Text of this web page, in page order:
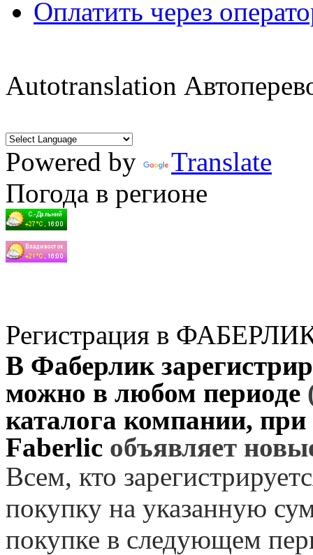
Оплатить через
Autotranslation
Powered by
Translate
Погода в регионе
Регистрация в
В Фаберлик
можно в любом периоде
каталога компании,
Faberlic объявляет
Всем, кто
покупку на указанную
покупке в следующем